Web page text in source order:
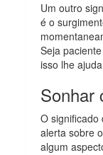
Um outro
é o
Seja
isso lhe
Sonhar
O significado
alerta sobre
algum